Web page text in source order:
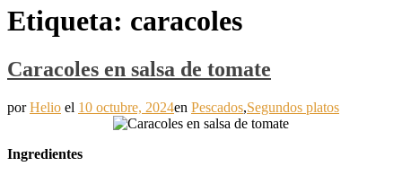
Etiqueta: caracoles
Caracoles en salsa de tomate
porHelio el 10 octubre, 2024en Pescados,Segundos platos
Ingredientes